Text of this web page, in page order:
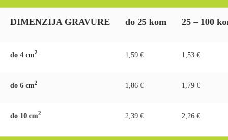
DIMENZIJA GRAVURE do 25 kom 25 – 100
do 4 cm2 1,59 € 1,53 €
do 6 cm2 1,86 € 1,79 €
do 10 cm2 2,39 € 2,26 €